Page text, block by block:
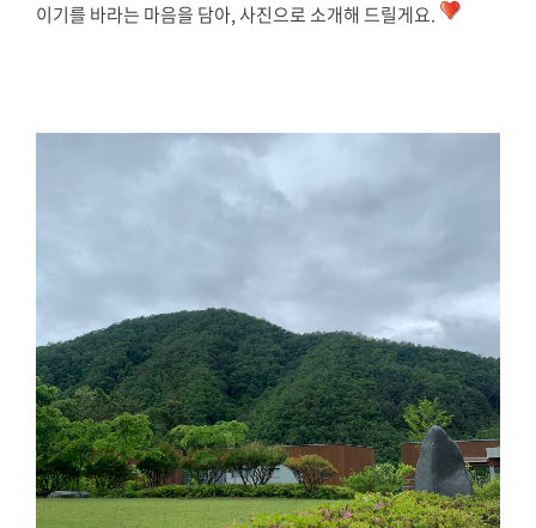
이기를 바라는 마음을 담아, 사진으로 소개해 드릴게요.